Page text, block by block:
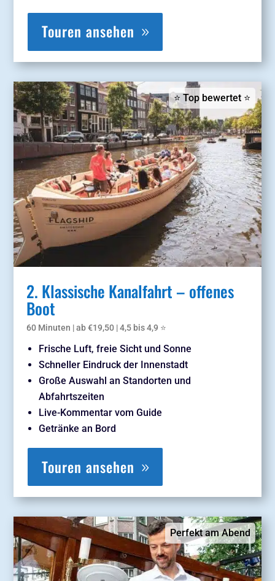
Touren ansehen
⭐ Top bewertet ⭐
2. Klassische Kanalfahrt – offenes
Boot
60 Minuten | ab €19,50 | 4,5 bis 4,9 ⭐
Frische Luft, freie Sicht und Sonne
Schneller Eindruck der Innenstadt
Große Auswahl an Standorten und
Abfahrtszeiten
Live-Kommentar vom Guide
Getränke an Bord
Touren ansehen
Perfekt am Abend